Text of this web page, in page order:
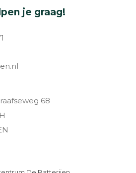
je graag!
68